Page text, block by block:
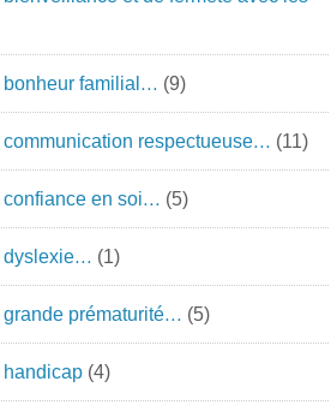
bonheur familial… (9)
communication respectueuse… (11)
confiance en soi… (5)
dyslexie… (1)
grande prématurité… (5)
handicap (4)